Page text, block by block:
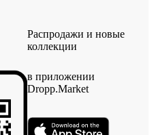
Распродажи и новые
коллекции
в приложении
Dropp.Market